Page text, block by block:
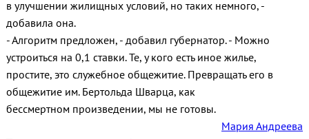
в улучшении жилищных условий, но таких немного, -
добавила она.
- Алгоритм предложен, - добавил губернатор. - Можно
устроиться на 0,1 ставки. Те, у кого есть иное жилье,
простите, это служебное общежитие. Превращать его в
общежитие им. Бертольда Шварца, как
бессмертном произведении, мы не готовы.
Мария Андреева